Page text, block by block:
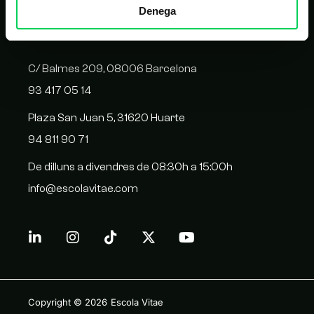
Denega
CONTACTE
C/ Balmes 209, 08006 Barcelona
93 417 05 14
Plaza San Juan 5, 31620 Huarte
94 811 90 71
De dilluns a divendres de 08:30h a 15:00h
info@escolavitae.com
Copyright © 2026 Escola Vitae